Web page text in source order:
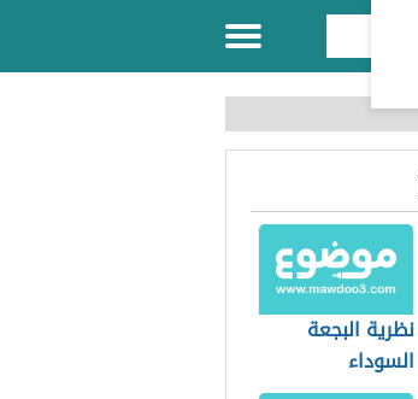
نظرية البجعة
السوداء